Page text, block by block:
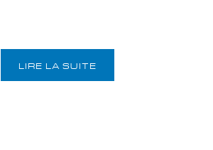
LIRE LA SUITE